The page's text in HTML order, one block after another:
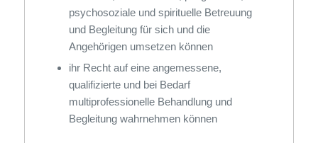
psychosoziale und spirituelle Betreuung
und Begleitung für sich und die
Angehörigen umsetzen können
ihr Recht auf eine angemessene,
qualifizierte und bei Bedarf
multiprofessionelle Behandlung und
Begleitung wahrnehmen können